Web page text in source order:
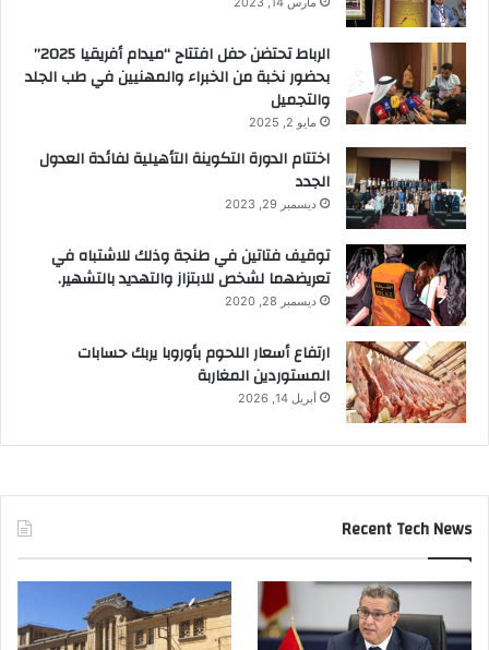
الرباط تحتضن حفل افتتاح “ميدام أفريقيا 2025”
بحضور نخبة من الخبراء والمهنيين في طب الجلد
والتجميل
مايو 2, 2025
اختتام الدورة التكوينة التأهيلية لفائدة العدول
الجدد
ديسمبر 29, 2023
توقيف فتاتين في طنجة وذلك للاشتباه في
تعريضهما لشخص للابتزاز والتهديد بالتشهير.
ديسمبر 28, 2020
ارتفاع أسعار اللحوم بأوروبا يربك حسابات
المستوردين المغاربة
أبريل 14, 2026
Recent Tech News